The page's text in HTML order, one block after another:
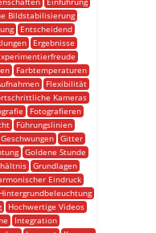
Bildstabilisierung
Entscheidend
Ergebnisse
Farbtemperaturen
Flexibilität
Kameras
Fotografieren
Führungslinien
Geschwungen
Gitter
Goldene Stunde
Grundlagen
Eindruck
Hintergrundbeleuchtung
Hochwertige Videos
Integration